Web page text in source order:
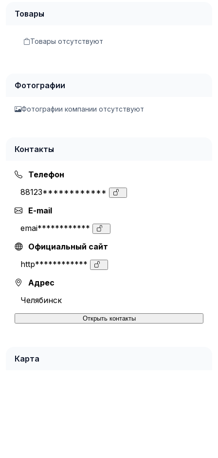
Товары
Товары отсутствуют
Фотографии
Фотографии компании отсутствуют
Контакты
Телефон
88123************
E-mail
emai************
Официальный сайт
http************
Адрес
Челябинск
Открыть контакты
Карта